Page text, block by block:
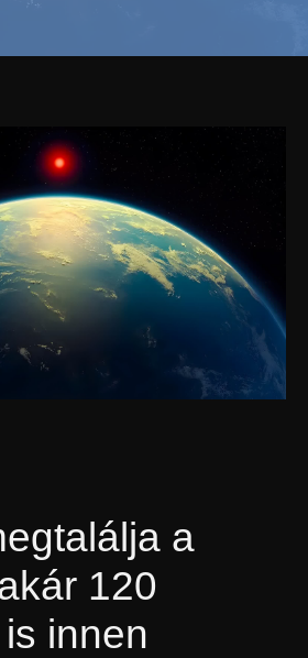
a
120
innen